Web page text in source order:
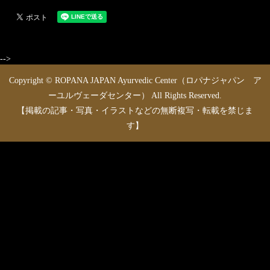
-->
Copyright © ROPANA JAPAN Ayurvedic Center（ロパナジャパン ア
ーユルヴェーダセンター） All Rights Reserved.
【掲載の記事・写真・イラストなどの無断複写・転載を禁じま
す】